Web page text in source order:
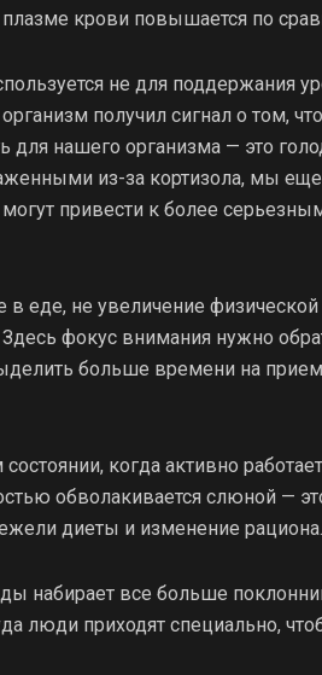
крови повышается по
не для поддержания
получил сигнал о том,
для нашего организма — это
из-за кортизола, мы
привести к более
еде, не увеличение физической
фокус внимания нужно
больше времени на
когда активно
обволакивается слюной —
диеты и изменение рациона.
набирает все больше
люди приходят специально,